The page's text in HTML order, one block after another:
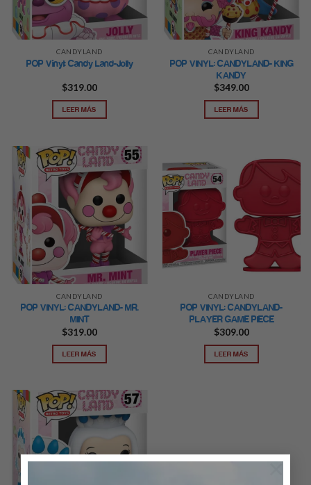
×
CANDYLAND
POP Vinyl: Candy Land-Jolly
$319.00
LEER MÁS
CANDYLAND
POP VINYL: CANDYLAND- KING
KANDY
$349.00
LEER MÁS
CANDYLAND
POP VINYL: CANDYLAND- MR.
MINT
$319.00
LEER MÁS
CANDYLAND
POP VINYL: CANDYLAND-
PLAYER GAME PIECE
$309.00
LEER MÁS